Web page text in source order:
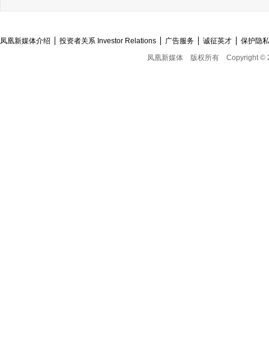
凤凰新媒体介绍 投资者关系 Investor Relations 广告服务 诚征英才
保护隐
凤凰新媒体
版权所有 Copyright ©